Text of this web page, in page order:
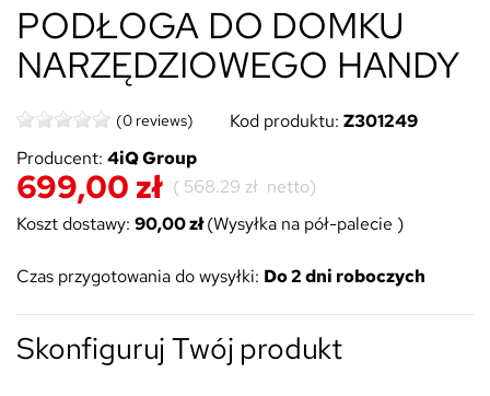
PODŁOGA DO DOMKU
NARZĘDZIOWEGO HANDY
(0 reviews) Kod produktu: Z301249
Producent: 4iQ Group
699,00 zł ( 568.29 zł netto)
Koszt dostawy: 90,00 zł(Wysyłka na pół-palecie )
Czas przygotowania do wysyłki: Do 2 dni roboczych
Skonfiguruj Twój produkt